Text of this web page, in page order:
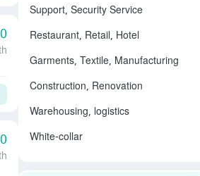
Support, Security Service
Restaurant, Retail, Hotel
Garments, Textile, Manufacturing
Construction, Renovation
Warehousing, logistics
White-collar